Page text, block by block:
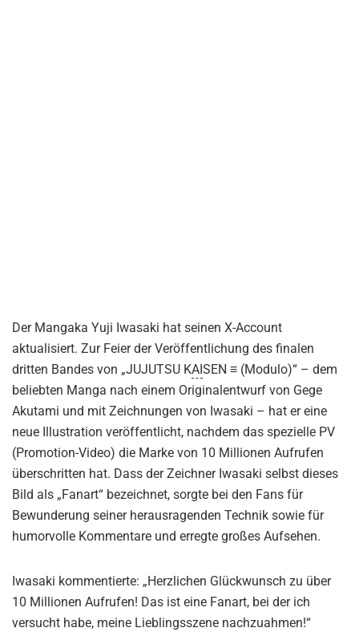
Der Mangaka Yuji Iwasaki hat seinen X-Account
aktualisiert. Zur Feier der Veröffentlichung des finalen
dritten Bandes von „JUJUTSU KAI SEN ≡ (Modulo)“ – dem
beliebten Manga nach einem Originalentwurf von Gege
Akutami und mit Zeichnungen von Iwasaki – hat er eine
neue Illustration veröffentlicht, nachdem das spezielle PV
(Promotion-Video) die Marke von 10 Millionen Aufrufen
überschritten hat. Dass der Zeichner Iwasaki selbst dieses
Bild als „Fanart“ bezeichnet, sorgte bei den Fans für
Bewunderung seiner herausragenden Technik sowie für
humorvolle Kommentare und erregte großes Aufsehen.
Iwasaki kommentierte: „Herzlichen Glückwunsch zu über
10 Millionen Aufrufen! Das ist eine Fanart, bei der ich
versucht habe, meine Lieblingsszene nachzuahmen!“